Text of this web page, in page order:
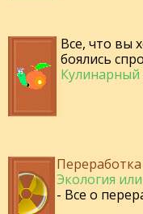
Все, что вы
боялись
Кулинарный
Экология
- Все о